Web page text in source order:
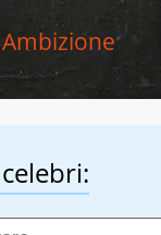
Ambizione